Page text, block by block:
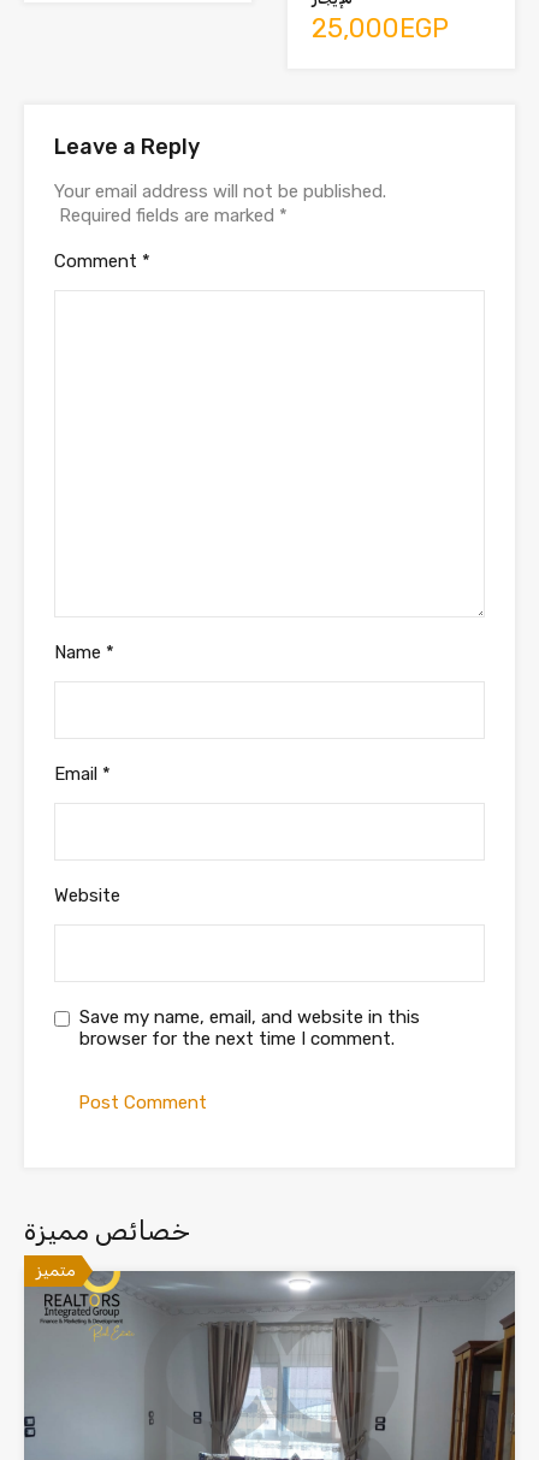
25,000EGP
Leave a Reply
Your email address will not be published.
Required fields are marked *
Comment *
Name *
Email *
Website
Save my name, email, and website in this
browser for the next time I comment.
خصائص مميزة
متميز